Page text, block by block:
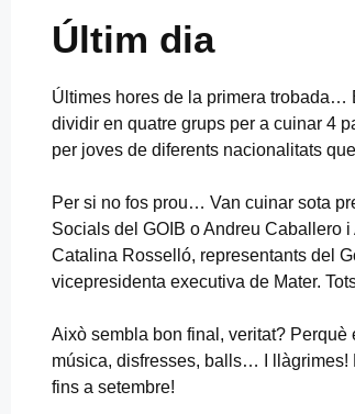
Últim dia
Últimes hores de la primera trobada…
dividir en quatre grups per a cuinar 4
per joves de diferents nacionalitats
Per si no fos prou… Van cuinar sota
Socials del GOIB o Andreu Caballero
Catalina Rosselló, representants del
vicepresidenta executiva de Mater.
Això sembla bon final, veritat?
música, disfresses, balls… I
fins a setembre!